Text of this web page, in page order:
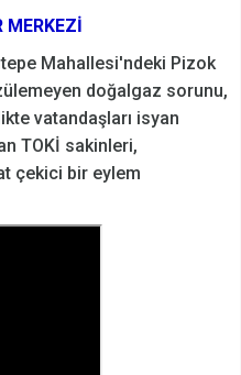
MERKEZİ
Mahallesi'ndeki Pizok
doğalgaz sorunu,
vatandaşları isyan
TOKİ sakinleri,
çekici bir eylem